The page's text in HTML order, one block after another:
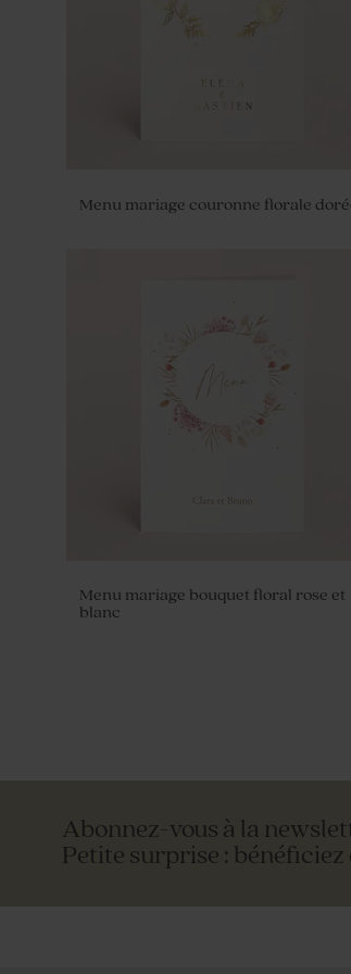
Dragées mariage vert eucalyptus 1 kg
Menu mariage couronne florale
Menu mariage bouquet floral rose et
blanc
Abonnez-vous à la
Petite surprise : bénéficiez